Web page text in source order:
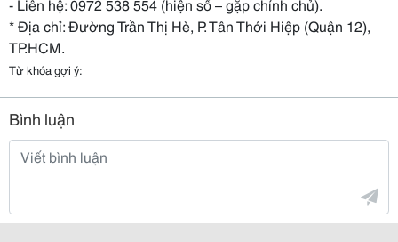
* Địa chỉ: Đường Trần Thị Hè, P. Tân Thới Hiệp (Quận 12),
TP.HCM.
Từ khóa gợi ý:
Bình luận